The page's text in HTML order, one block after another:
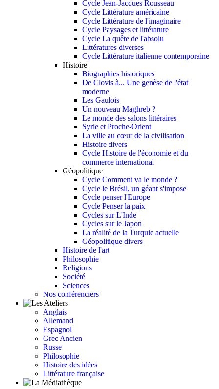
Cycle Jean-Jacques Rousseau
Cycle Littérature américaine
Cycle Littérature de l'imaginaire
Cycle Paysages et littérature
Cycle La quête de l'absolu
Littératures diverses
Cycle Littérature italienne contemporaine
Histoire
Biographies historiques
De Clovis à... Une genèse de l'état
moderne
Les Gaulois
Un nouveau Maghreb ?
Le monde des salons littéraires
Syrie et Proche-Orient
La ville au cœur de la civilisation
Histoire divers
Cycle Histoire de l'économie et du
commerce international
Géopolitique
Cycle Comment va le monde ?
Cycle le Brésil, un géant s'impose
Cycle penser l'Europe
Cycle Penser la paix
Cycles sur L'Inde
Cycles sur le Japon
La réalité de la Turquie actuelle
Géopolitique divers
Histoire de l'art
Philosophie
Religions
Société
Sciences
Nos conférenciers
Anglais
Allemand
Espagnol
Grec Ancien
Russe
Philosophie
Histoire des idées
Littérature française